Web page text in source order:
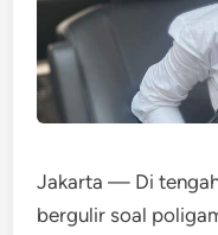
Jakarta — Di
bergulir soal